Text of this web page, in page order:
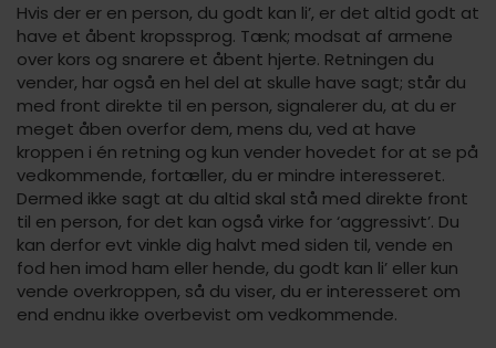
Hvis der er en person, du godt kan li’, er det altid godt at
have et åbent kropssprog. Tænk; modsat af armene
over kors og snarere et åbent hjerte. Retningen du
vender, har også en hel del at skulle have sagt; står du
med front direkte til en person, signalerer du, at du er
meget åben overfor dem, mens du, ved at have
kroppen i én retning og kun vender hovedet for at se på
vedkommende, fortæller, du er mindre interesseret.
Dermed ikke sagt at du altid skal stå med direkte front
til en person, for det kan også virke for ‘aggressivt’. Du
kan derfor evt vinkle dig halvt med siden til, vende en
fod hen imod ham eller hende, du godt kan li’ eller kun
vende overkroppen, så du viser, du er interesseret om
end endnu ikke overbevist om vedkommende.